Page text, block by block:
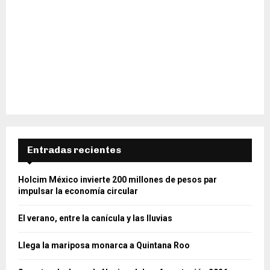
Entradas recientes
Holcim México invierte 200 millones de pesos par
impulsar la economía circular
El verano, entre la canícula y las lluvias
Llega la mariposa monarca a Quintana Roo